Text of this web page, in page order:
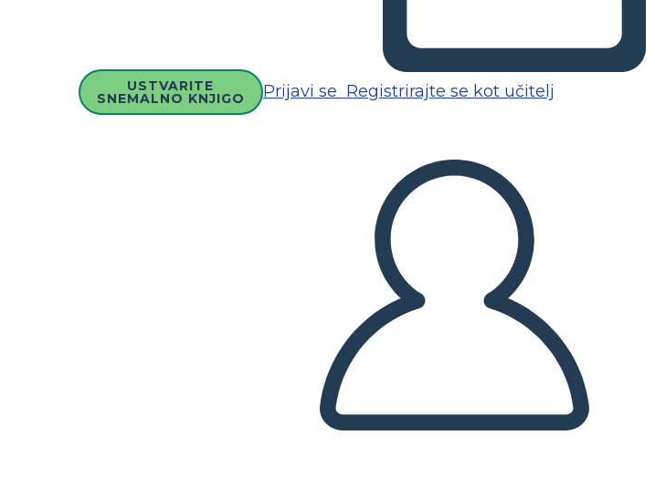
USTVARITE
SNEMALNO KNJIGO Prijavi se Registrirajte se kot učitelj